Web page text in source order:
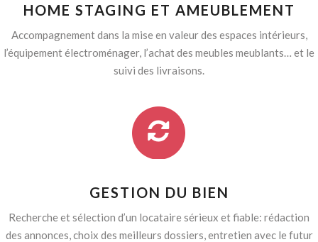
HOME STAGING ET AMEUBLEMENT
Accompagnement dans la mise en valeur des espaces intérieurs,
l’équipement électroménager, l’achat des meubles meublants… et le
suivi des livraisons.
GESTION DU BIEN
Recherche et sélection d’un locataire sérieux et fiable: rédaction
des annonces, choix des meilleurs dossiers, entretien avec le futur